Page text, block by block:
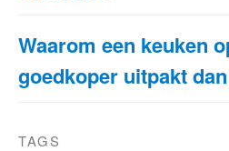
Waarom een keuken
goedkoper uitpakt
TAGS